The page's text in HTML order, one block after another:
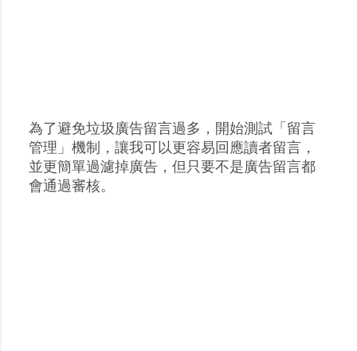
張
貼
留
為了避免垃圾廣告留言過多，開始測試「留言
管理」機制，讓我可以更容易回應讀者留言，
並更簡單過濾掉廣告，但只要不是廣告留言都
會通過審核。